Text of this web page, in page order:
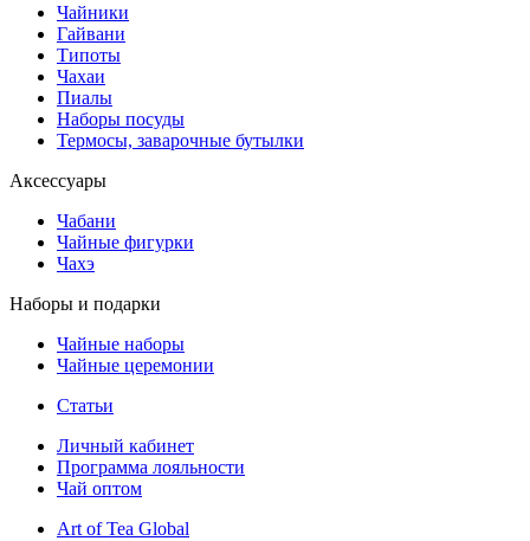
Чайники
Гайвани
Типоты
Чахаи
Пиалы
Наборы посуды
Термосы, заварочные бутылки
Аксессуары
Чабани
Чайные фигурки
Чахэ
Наборы и подарки
Чайные наборы
Чайные церемонии
Статьи
Личный кабинет
Программа лояльности
Чай оптом
Art of Tea Global